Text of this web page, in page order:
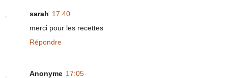
sarah 17:40
merci pour les recettes
Répondre
Anonyme 17:05